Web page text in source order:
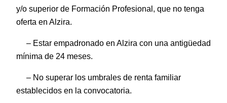
y/o superior de Formación Profesional, que no tenga
oferta en Alzira.
– Estar empadronado en Alzira con una antigüedad
mínima de 24 meses.
– No superar los umbrales de renta familiar
establecidos en la convocatoria.